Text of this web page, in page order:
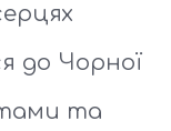
до Чорної
та